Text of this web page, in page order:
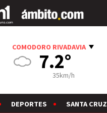
COMODORO RIVADAVIA
7.2°
35km/h
DEPORTES SANTA CRUZ